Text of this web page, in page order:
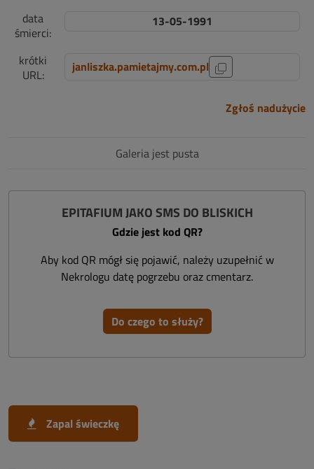
data
śmierci:
13-05-1991
krótki
URL:
janliszka.pamietajmy.com.pl
Zgłoś nadużycie
Galeria jest pusta
EPITAFIUM JAKO SMS DO BLISKICH
Gdzie jest kod QR?
Aby kod QR mógł się pojawić, należy uzupełnić w
Nekrologu datę pogrzebu oraz cmentarz.
Do czego to służy?
Zapal świeczkę